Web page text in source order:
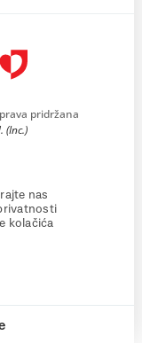
pridržana
(Inc.)
nas
kolačića